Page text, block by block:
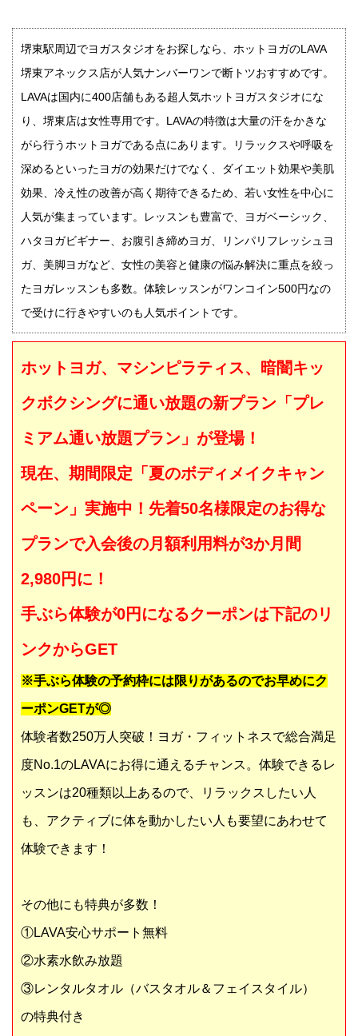
堺東駅周辺でヨガスタジオをお探しなら、ホットヨガのLAVA
堺東アネックス店が人気ナンバーワンで断トツおすすめです。
LAVAは国内に400店舗もある超人気ホットヨガスタジオにな
り、堺東店は女性専用です。LAVAの特徴は大量の汗をかきな
がら行うホットヨガである点にあります。リラックスや呼吸を
深めるといったヨガの効果だけでなく、ダイエット効果や美肌
効果、冷え性の改善が高く期待できるため、若い女性を中心に
人気が集まっています。レッスンも豊富で、ヨガベーシック、
ハタヨガビギナー、お腹引き締めヨガ、リンパリフレッシュヨ
ガ、美脚ヨガなど、女性の美容と健康の悩み解決に重点を絞っ
たヨガレッスンも多数。体験レッスンがワンコイン500円なの
で受けに行きやすいのも人気ポイントです。
ホットヨガ、マシンピラティス、暗闇キッ
クボクシングに通い放題の新プラン「プレ
ミアム通い放題プラン」が登場！
現在、期間限定「夏のボディメイクキャン
ペーン」実施中！先着50名様限定のお得な
プランで入会後の月額利用料が3か月間
2,980円 に！
手ぶら体験が0円になるクーポンは下記のリ
ンクからGET
※手ぶら体験の予約枠には限りがあるのでお早めにク
ーポンGETが◎
体験者数250万人突破！ヨガ・フィットネスで総合満足
度No.1のLAVAにお得に通えるチャンス。体験できるレ
ッスンは20種類以上あるので、リラックスしたい人
も、アクティブに体を動かしたい人も要望にあわせて
体験できます！
その他にも特典が多数！
①LAVA安心サポート無料
②水素水飲み放題
③レンタルタオル（バスタオル＆フェイスタイル）
の特典付き